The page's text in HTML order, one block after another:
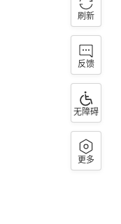
刷新
反馈
无障碍
更多